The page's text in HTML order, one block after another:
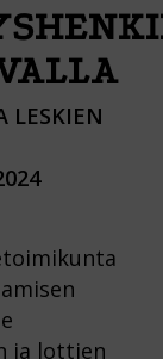
LESKIEN
ja lottien